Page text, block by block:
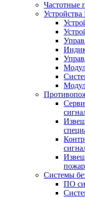
Частотные
Системы
ПО